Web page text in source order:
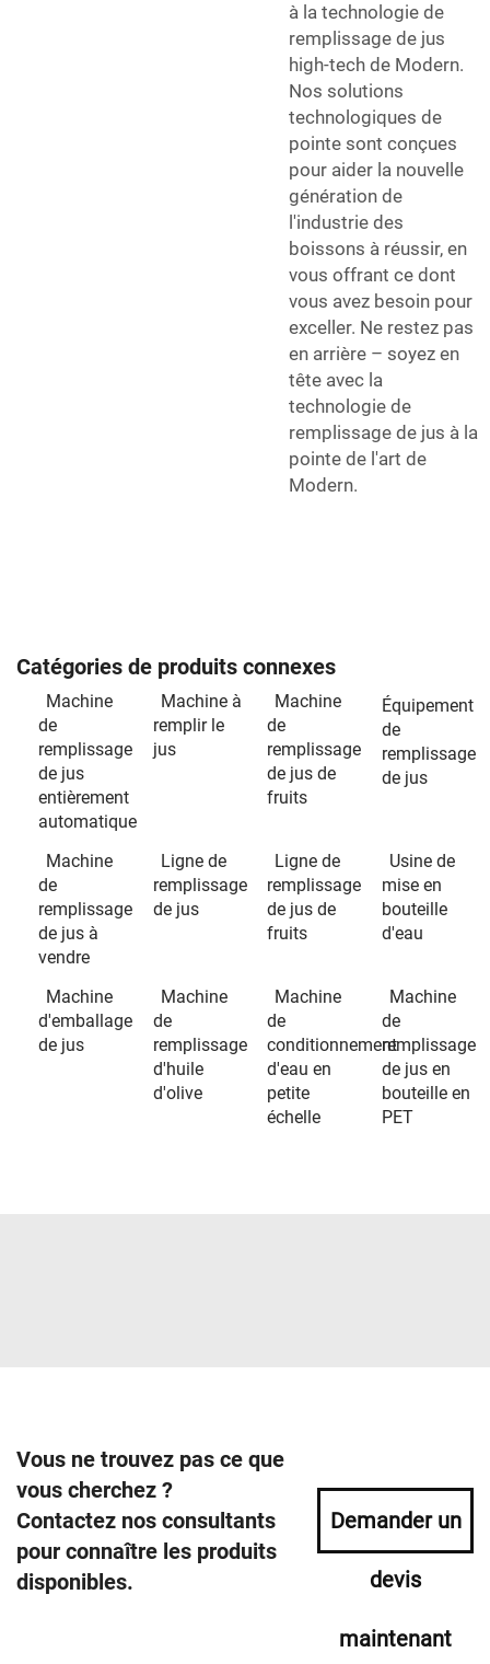
à la technologie de
remplissage de jus
high-tech de Modern.
Nos solutions
technologiques de
pointe sont conçues
pour aider la nouvelle
génération de
l'industrie des
boissons à réussir, en
vous offrant ce dont
vous avez besoin pour
exceller. Ne restez pas
en arrière – soyez en
tête avec la
technologie de
remplissage de jus à la
pointe de l'art de
Modern.
Catégories de produits connexes
Machine
de
remplissage
de jus
entièrement
automatique
Machine à
remplir le
jus
Machine
de
remplissage
de jus de
fruits
Équipement
de
remplissage
de jus
Machine
de
remplissage
de jus à
vendre
Ligne de
remplissage
de jus
Ligne de
remplissage
de jus de
fruits
Usine de
mise en
bouteille
d'eau
Machine
d'emballage
de jus
Machine
de
remplissage
d'huile
d'olive
Machine
de
conditionnement
d'eau en
petite
échelle
Machine
de
remplissage
de jus en
bouteille en
PET
Vous ne trouvez pas ce que
vous cherchez ?
Contactez nos consultants
pour connaître les produits
disponibles.
Demander un
devis
maintenant